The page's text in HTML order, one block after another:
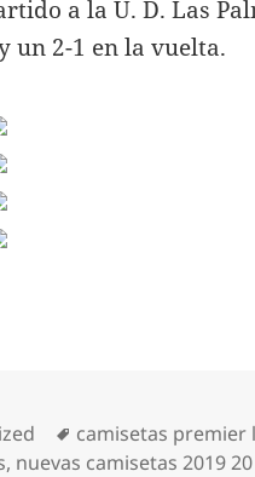
a la U. D. Las
un 2-1 en la vuelta.
Etiquetas
camisetas premier
, nuevas camisetas 2019 20